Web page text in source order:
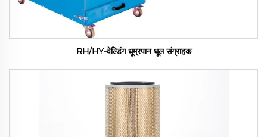
RH/HY-वेल्डिंग धूम्रपान धूल संग्राहक